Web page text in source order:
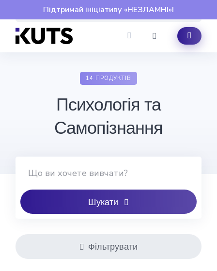
Підтримай ініціативу «НЕЗЛАМНІ»!
to
content
14 ПРОДУКТІВ
Психологія та
Самопізнання
Шукати
Фільтрувати